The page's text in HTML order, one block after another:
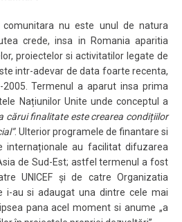
comunitara nu este unul de natura
crede, insa in Romania aparitia
proiectelor si activitatilor legate de
intr-adevar de data foarte recenta,
Termenul a aparut insa prima
Națiunilor Unite unde conceptul a
cărui finalitate este crearea condițiilor
. Ulterior programele de finantare si
internaționale au facilitat difuzarea
de Sud-Est; astfel termenul a fost
UNICEF și de catre Organizatia
i-au si adaugat una dintre cele mai
pana acel moment si anume „a